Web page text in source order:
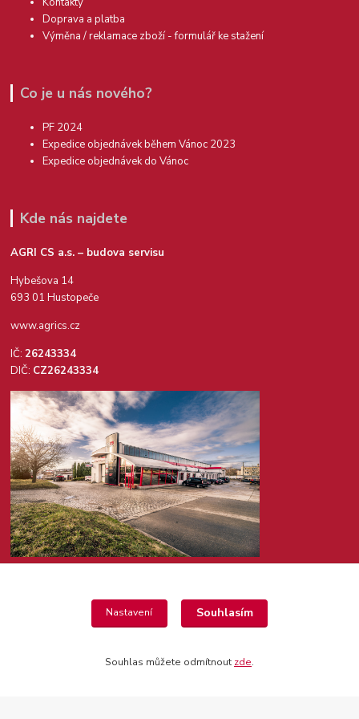
Doprava a platba
Výměna / reklamace zboží - formulář ke stažení
Co je u nás nového?
PF 2024
Expedice objednávek během Vánoc 2023
Expedice objednávek do Vánoc
Kde nás najdete
AGRI CS a.s. – budova servisu
Hybešova 14
693 01 Hustopeče
www.agrics.cz
IČ:26243334
DIČ: CZ26243334
+420 725 987 953
Nastavení Souhlasím
Souhlas můžete odmítnout zde.